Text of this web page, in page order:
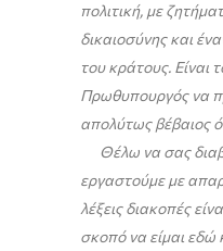
πολιτική, με
δικαιοσύνης και
του κράτους. Είναι
Πρωθυπουργός να
απολύτως βέβαιος
Θέλω να σας
εργαστούμε με
λέξεις διακοπές
σκοπό να είμαι